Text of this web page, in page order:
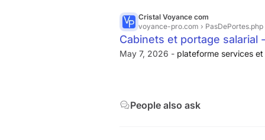
Cristal Voyance com
voyance-pro.com › PasDePortes.php
Cabinets et portage
May 7, 2026 - plateforme services
People also ask